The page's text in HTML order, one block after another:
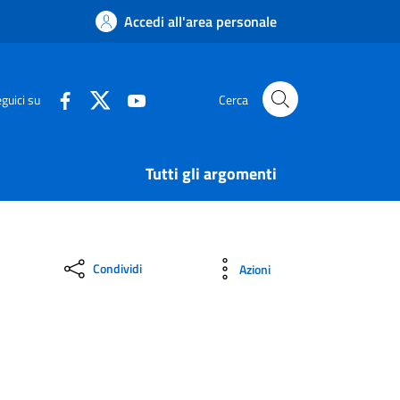
Accedi all'area personale
su Cerca
Tutti gli argomenti
Condividi Azioni